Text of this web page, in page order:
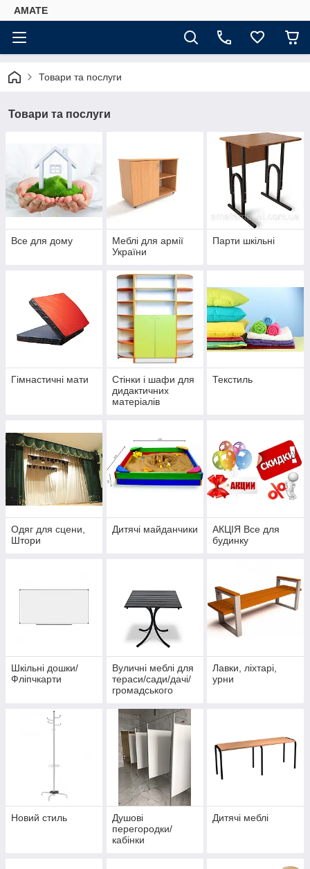
AMATE
Товари та послуги
Товари та послуги
Все для дому
Меблі для армії
України
Парти шкільні
Гімнастичні мати
Стінки і шафи для
дидактичних
матеріалів
Текстиль
Одяг для сцени,
Штори
Дитячі майданчики
АКЦІЯ Все для
будинку
Шкільні дошки/
Фліпчкарти
Вуличні меблі для
тераси/сади/дачі/
громадського
Лавки, ліхтарі,
урни
Новий стиль
Душові
перегородки/
кабінки
Дитячі меблі